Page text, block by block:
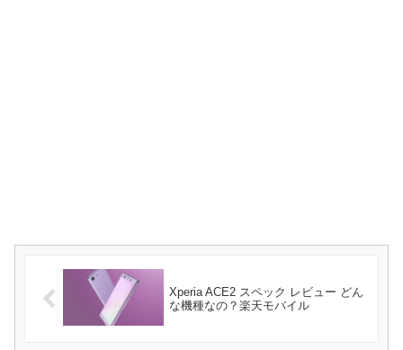
Xperia ACE2 スペック レビュー どん
な機種なの？楽天モバイル